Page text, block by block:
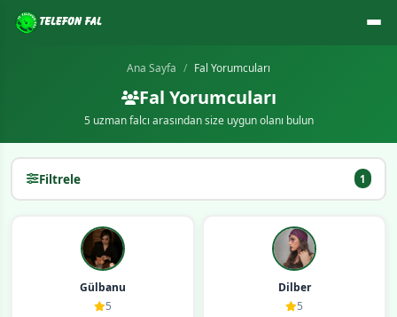
Ana Sayfa Fal Yorumcuları
Fal Yorumcuları
5 uzman falcı arasından size uygun olanı bulun
Filtrele 1
Gülbanu
5
Dilber
5